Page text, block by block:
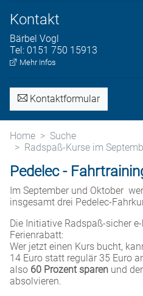
Kontakt
Bärbel Vogl
Tel: 0151 750 15913
Mehr Infos
Kontaktformular
Home
Suche
Radspaß-Kurse im
Pedelec -
Im September und Oktober
insgesamt drei Pedelec-
Die Initiative Radspaß-sicher
Ferienrabatt:
Wer jetzt einen Kurs bucht,
14 Euro statt regulär 35 Euro
also 60 Prozent sparen und
absolvieren.